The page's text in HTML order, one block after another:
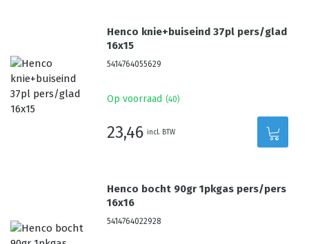
Henco knie+buiseind 37pl pers/glad
16x15
5414764055629
Op voorraad (40)
23,46 incl. BTW
Henco bocht 90gr 1pkgas pers/pers
16x16
5414764022928